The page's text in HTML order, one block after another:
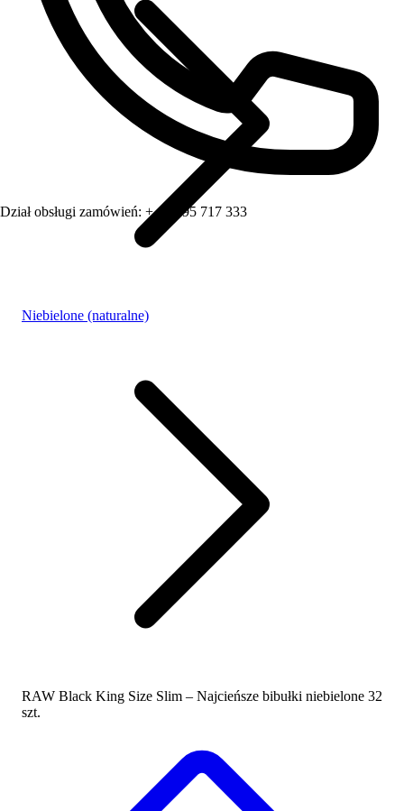
Dział obsługi zamówień: + 48 795 717 333
Niebielone (naturalne)
RAW Black King Size Slim – Najcieńsze bibułki niebielone 32
szt.